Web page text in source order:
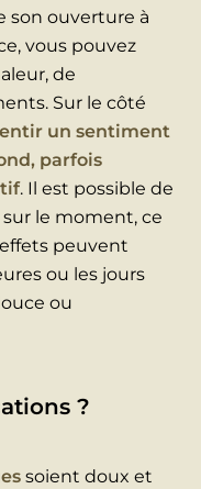
son ouverture à
vous pouvez
de
Sur le côté
un sentiment
parfois
. Il est possible de
le moment, ce
peuvent
ou les jours
ou
?
soient doux et